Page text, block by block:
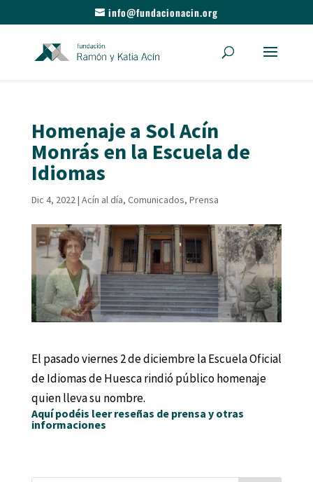
info@fundacionacin.org
Homenaje a Sol Acín
Monrás en la Escuela de
Idiomas
Dic 4, 2022| Acín al día, Comunicados, Prensa
El pasado viernes 2 de diciembre la Escuela Oficial
de Idiomas de Huesca rindió público homenaje
quien lleva su nombre.
Aquí podéis leer reseñas de prensa y otras
informaciones